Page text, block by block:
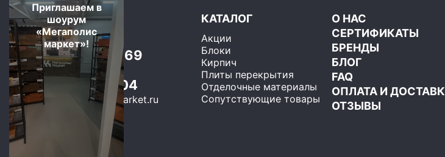
Москва и область
+7 (499) 325-75-69
Бесплатно по РФ
8 (800) 600-22-04
sales@megapolis-market.ru
КАТАЛОГ
Акции
Блоки
Кирпич
Плиты перекрытия
Отделочные материалы
Сопутствующие товары
О НАС
СЕРТИФИКАТЫ
БРЕНДЫ
БЛОГ
FAQ
ОПЛАТА И
ОТЗЫВЫ
Приглашаем в
шоурум
«Мегаполис
маркет»!